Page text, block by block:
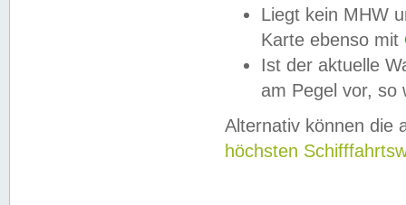
Liegt kein MHW
Karte ebenso mit
Ist der aktuelle
am Pegel vor,
Alternativ können die
höchsten